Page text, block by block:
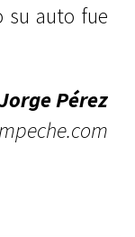
su auto fue
Pérez